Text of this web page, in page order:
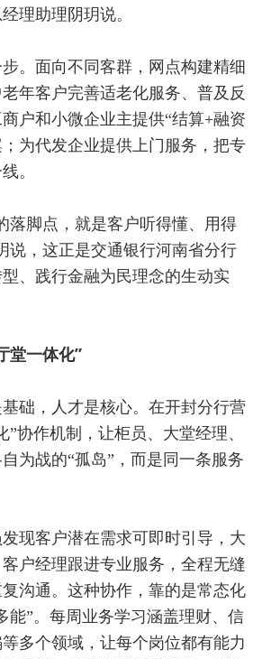
理助理阴玥说。
。面向不同客群，网点构建精细
年客户完善适老化服务、普及反
户和小微企业主提供“结算+融资
为代发企业提供上门服务，把专
。
落脚点，就是客户听得懂、用得
说，这正是交通银行河南省分行
、践行金融为民理念的生动实
堂一体化”
础，人才是核心。在开封分行营
”协作机制，让柜员、大堂经理、
为战的“孤岛”，而是同一条服务
现客户潜在需求可即时引导，大
户经理跟进专业服务，全程无缝
沟通。这种协作，靠的是常态化
能”。每周业务学习涵盖理财、信
多个领域，让每个岗位都有能力